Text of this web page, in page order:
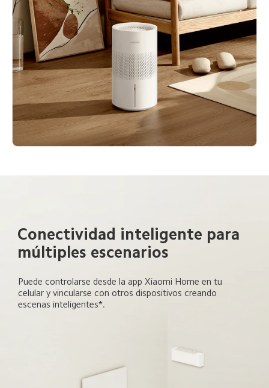
Conectividad inteligente para
múltiples escenarios
Puede controlarse desde la app Xiaomi Home en tu
celular y vincularse con otros dispositivos creando
escenas inteligentes*.